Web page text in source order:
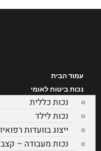
דלג
עמוד הבית
נכות ביטוח לאומי
נכות כללית
נכות לילד
ייצוג בוועדות
נכות מעבודה –